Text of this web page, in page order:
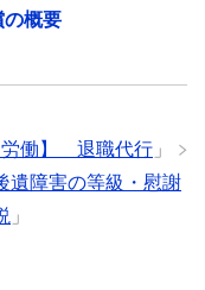
の概要
労働】 退職代行 」
遺障害の等級・慰謝
」